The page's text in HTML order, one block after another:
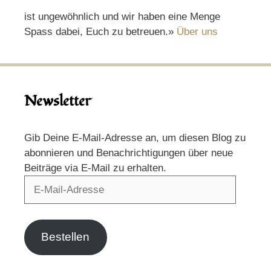
ist ungewöhnlich und wir haben eine Menge
Spass dabei, Euch zu betreuen.» Über uns
Newsletter
Gib Deine E-Mail-Adresse an, um diesen Blog zu
abonnieren und Benachrichtigungen über neue
Beiträge via E-Mail zu erhalten.
Bestellen